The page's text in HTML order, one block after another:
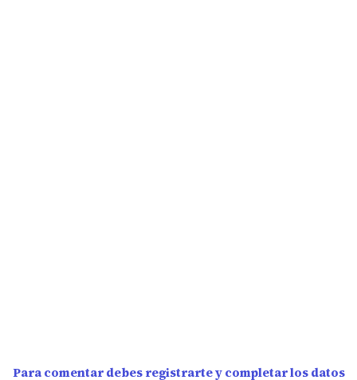
Para comentar debes registrarte y completar los datos